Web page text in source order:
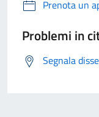
Prenota un
Problemi in
Segnala